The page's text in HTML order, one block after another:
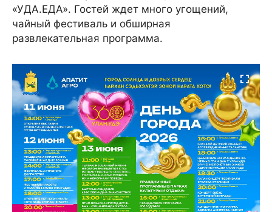
«УДА.ЕДА». Гостей ждет много угощений,
чайный фестиваль и обширная
развлекательная программа.